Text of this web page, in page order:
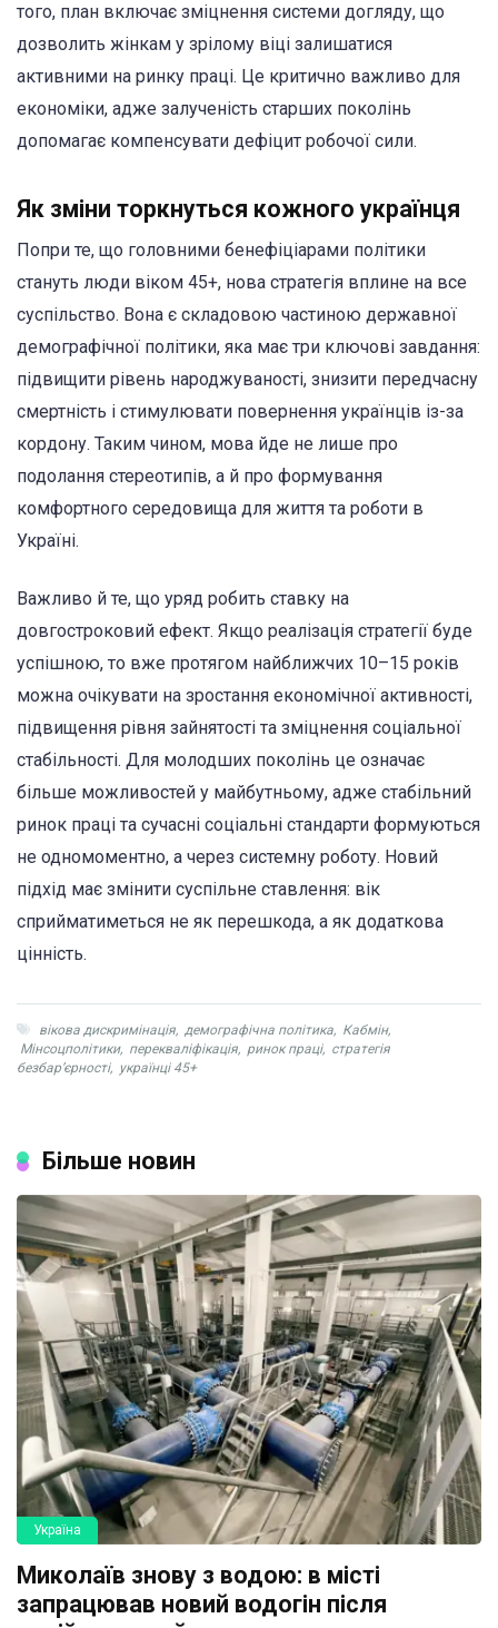
того, план включає зміцнення системи догляду, що
дозволить жінкам у зрілому віці залишатися
активними на ринку праці. Це критично важливо для
економіки, адже залученість старших поколінь
допомагає компенсувати дефіцит робочої сили.
Як зміни торкнуться кожного українця
Попри те, що головними бенефіціарами політики
стануть люди віком 45+, нова стратегія вплине на все
суспільство. Вона є складовою частиною державної
демографічної політики, яка має три ключові завдання:
підвищити рівень народжуваності, знизити передчасну
смертність і стимулювати повернення українців із-за
кордону. Таким чином, мова йде не лише про
подолання стереотипів, а й про формування
комфортного середовища для життя та роботи в
Україні.
Важливо й те, що уряд робить ставку на
довгостроковий ефект. Якщо реалізація стратегії буде
успішною, то вже протягом найближчих 10–15 років
можна очікувати на зростання економічної активності,
підвищення рівня зайнятості та зміцнення соціальної
стабільності. Для молодших поколінь це означає
більше можливостей у майбутньому, адже стабільний
ринок праці та сучасні соціальні стандарти формуються
не одномоментно, а через системну роботу. Новий
підхід має змінити суспільне ставлення: вік
сприйматиметься не як перешкода, а як додаткова
цінність.
вікова дискримінація, демографічна політика, Кабмін,
Мінсоцполітики, перекваліфікація, ринок праці, стратегія
безбар’єрності, українці 45+
Більше новин
Україна
Миколаїв знову з водою: в місті
запрацював новий водогін після